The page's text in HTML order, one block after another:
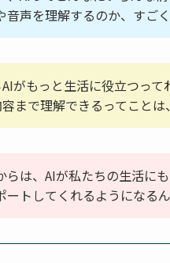
音声を理解するのか、すご
がもっと生活に役立つっ
まで理解できるってことは
らは、AIが私たちの生活に
ートしてくれるようになるん